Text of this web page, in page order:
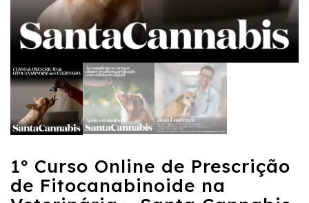
1º Curso Online de Prescrição
de Fitocanabinoide na